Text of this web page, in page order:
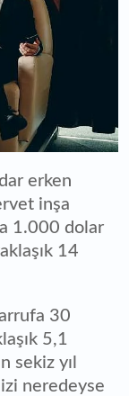
erken
inşa
1.000 dolar
14
30
5,1
sekiz yıl
neredeyse